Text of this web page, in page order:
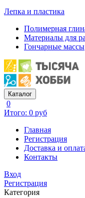
Лепка и пластика
Полимерная
Материалы для
Гончарные массы
Каталог
0
Итого: 0 руб
Главная
Регистрация
Доставка и
Контакты
Вход
Регистрация
Категория